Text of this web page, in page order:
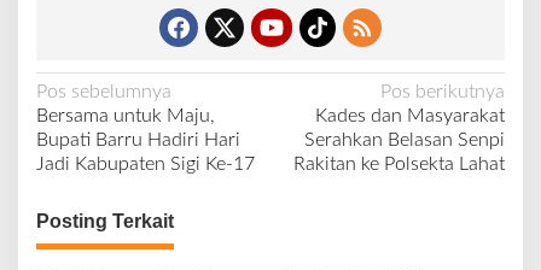
N
a
v
g
Pos sebelumnya
Bersama untuk Maju,
Bupati Barru Hadiri Hari
Jadi Kabupaten Sigi Ke-17
Pos berikutnya
Kades dan Masyarakat
Serahkan Belasan Senpi
Rakitan ke Polsekta Lahat
Posting Terkait